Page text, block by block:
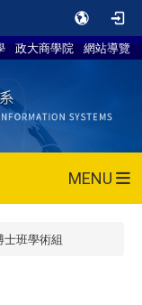
政大商學院 網站導覽
MENU
士班學術組